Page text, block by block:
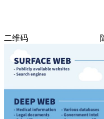
二维码